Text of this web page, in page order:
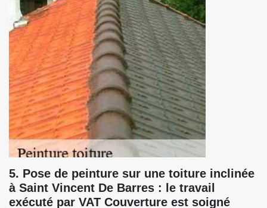
5. Pose de peinture sur une toiture inclinée
à Saint Vincent De Barres : le travail
exécuté par VAT Couverture est soigné